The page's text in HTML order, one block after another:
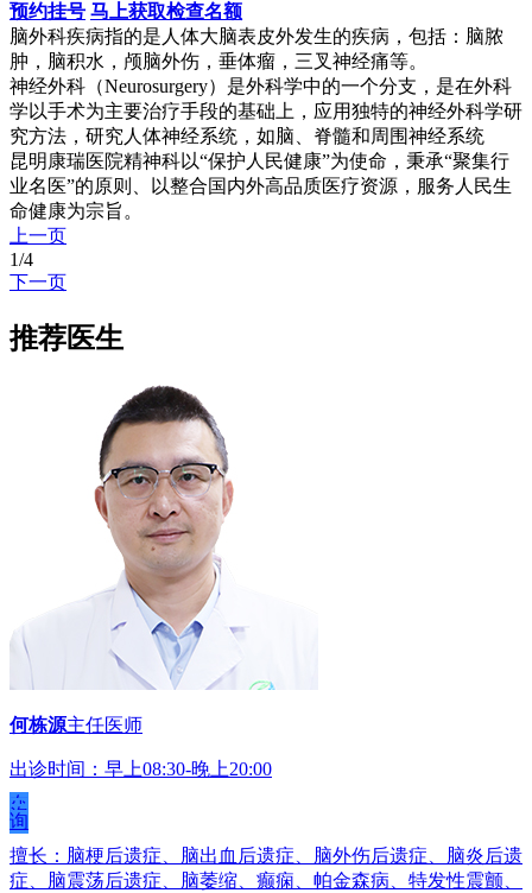
预约挂号 马上获取检查名额
脑外科疾病指的是人体大脑表皮外发生的疾病，包括：脑脓
肿，脑积水，颅脑外伤，垂体瘤，三叉神经痛等。
神经外科（Neurosurgery）是外科学中的一个分支，是在外科
学以手术为主要治疗手段的基础上，应用独特的神经外科学研
究方法，研究人体神经系统，如脑、脊髓和周围神经系统
昆明康瑞医院精神科以“保护人民健康”为使命，秉承“聚集行
业名医”的原则、以整合国内外高品质医疗资源，服务人民生
命健康为宗旨。
上一页
1/4
下一页
推荐医生
何栋源主任医师
出诊时间：早上08:30-晚上20:00
在
线
咨
询
擅长：脑梗后遗症、脑出血后遗症、脑外伤后遗症、脑炎后遗
症、脑震荡后遗症、脑萎缩、癫痫、帕金森病、特发性震颤、